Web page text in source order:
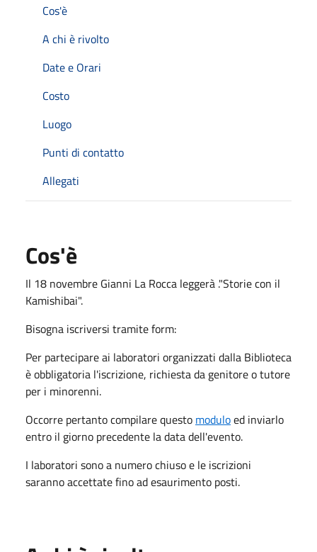
Cos'è
A chi è rivolto
Date e Orari
Costo
Luogo
Punti di contatto
Allegati
Cos'è
Il 18 novembre Gianni La Rocca leggerà ."Storie con il
Kamishibai".
Bisogna iscriversi tramite form:
Per partecipare ai laboratori organizzati dalla Biblioteca
è obbligatoria l'iscrizione, richiesta da genitore o tutore
per i minorenni.
Occorre pertanto compilare questo moduloed inviarlo
entro il giorno precedente la data dell'evento.
I laboratori sono a numero chiuso e le iscrizioni
saranno accettate fino ad esaurimento posti.